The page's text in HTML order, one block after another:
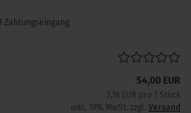
Zahlungseingang
54,00 EUR
2,16 EUR pro 1 Stück
inkl. 19% MwSt. zzgl. Versand